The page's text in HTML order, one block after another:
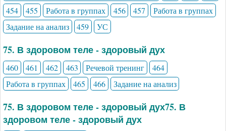
454
455 Работа в группах 456 457
Работа в группах
Задание на анализ
459 УС
75. В здоровом теле - здоровый дух
460 461 462 463 Речевой тренинг
464
Работа в группах
465 466 Задание на анализ
75. В здоровом теле - здоровый дух75. В
здоровом теле - здоровый дух